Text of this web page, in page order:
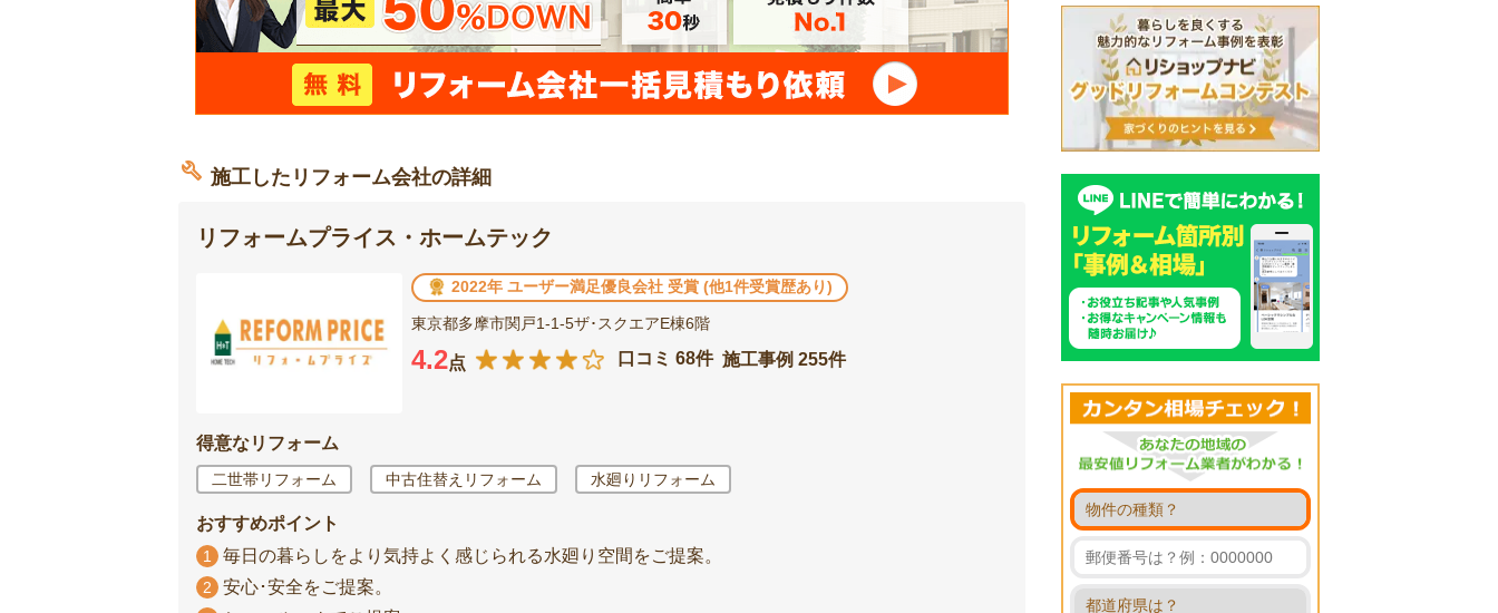
施工したリフォーム会社の詳細
リフォームプライス・ホームテック
2022年 ユーザー満足優良会社 受賞 (他1件受賞歴あり)
東京都多摩市関戸1-1-5ザ･スクエアE棟6階
4.2点 口コミ 68件 施工事例 255件
得意なリフォーム
二世帯リフォーム 中古住替えリフォーム 水廻りリフォーム
おすすめポイント
1 毎日の暮らしをより気持よく感じられる水廻り空間をご提案。
2 安心･安全をご提案。